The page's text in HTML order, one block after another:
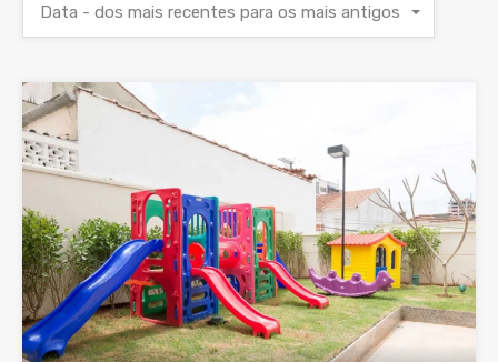
Data - dos mais recentes para os mais antigos